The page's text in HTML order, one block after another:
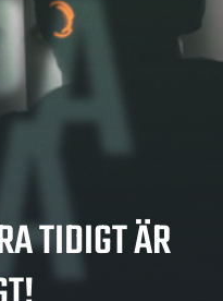
TIDIGT ÄR